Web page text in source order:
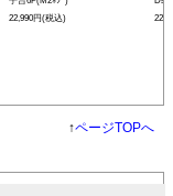
22,990円(税込)
↑ページTOPへ